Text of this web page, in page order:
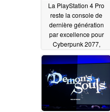
La PlayStation 4 Pro
reste la console de
dernière génération
par excellence pour
Cyberpunk 2077,
même avec le patch
1.204/08/2021